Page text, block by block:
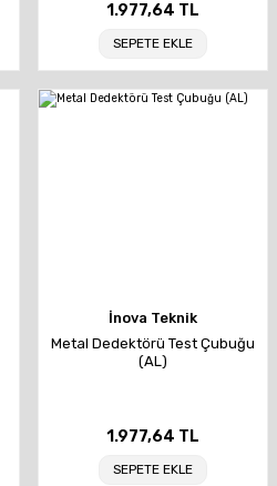
1.977,64 TL
SEPETE EKLE
İnova Teknik
Metal Dedektörü Test Çubuğu
(AL)
1.977,64 TL
SEPETE EKLE